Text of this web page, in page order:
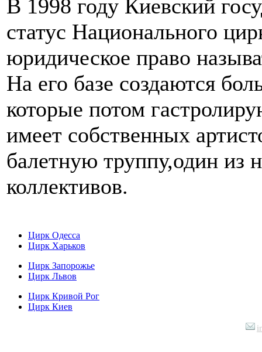
В 1998 году Киевский
статус Национального
юридическое право
На его базе создаются
которые потом
имеет собственных
балетную труппу,один из
коллективов.
Цирк Одесса
Цирк Харьков
Цирк Запорожье
Цирк Львов
Цирк Кривой Рог
Цирк Киев